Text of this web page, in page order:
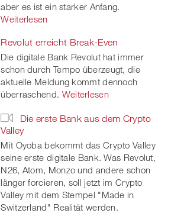
aber es ist ein starker Anfang.
Weiterlesen
Revolut erreicht Break-Even
Die digitale Bank Revolut hat immer
schon durch Tempo überzeugt, die
aktuelle Meldung kommt dennoch
überraschend. Weiterlesen
Die erste Bank aus dem Crypto
Valley
Mit Oyoba bekommt das Crypto Valley
seine erste digitale Bank. Was Revolut,
N26, Atom, Monzo und andere schon
länger forcieren, soll jetzt im Crypto
Valley mit dem Stempel "Made in
Switzerland" Realität werden.